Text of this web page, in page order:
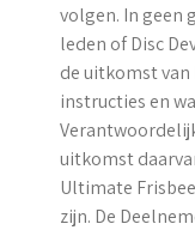
volgen. In geen
leden of Disc
de uitkomst
instructies en
uitkomst
Ultimate
zijn. De